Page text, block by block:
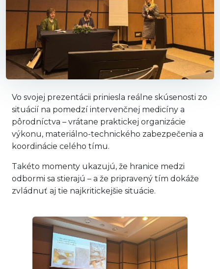
Vo svojej prezentácii priniesla reálne skúsenosti zo
situácií na pomedzí intervenčnej medicíny a
pôrodníctva – vrátane praktickej organizácie
výkonu, materiálno-technického zabezpečenia a
koordinácie celého tímu.
Takéto momenty ukazujú, že hranice medzi
odbormi sa stierajú – a že pripravený tím dokáže
zvládnuť aj tie najkritickejšie situácie.